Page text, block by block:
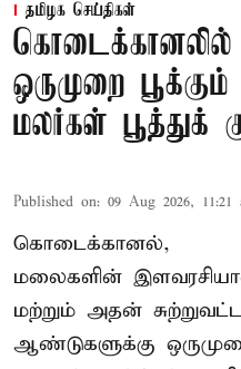
தமிழக செய்திகள்
கொடைக்கானலில்
ஒருமுறை பூக்கும்
மலர்கள் பூத்துக்
Published on: 09 Aug 2026, 11:21
கொடைக்கானல்,
மலைகளின்
மற்றும் அதன்
ஆண்டுகளுக்கு